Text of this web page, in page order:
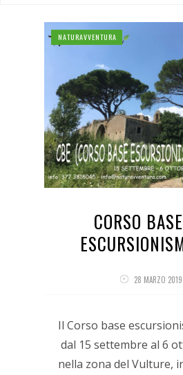
NATURAVVENTURA
CORSO BASE
28 MARZO 2019
Il Corso base
dal 15 settembre al 6
nella zona del Vulture,